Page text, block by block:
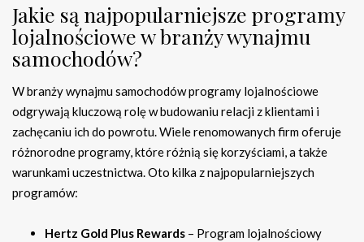
Jakie są najpopularniejsze programy
lojalnościowe w branży wynajmu
samochodów?
W branży wynajmu samochodów programy lojalnościowe
odgrywają kluczową rolę w budowaniu relacji z klientami i
zachęcaniu ich do powrotu. Wiele renomowanych firm oferuje
różnorodne programy, które różnią się korzyściami, a także
warunkami uczestnictwa. Oto kilka z najpopularniejszych
programów:
Hertz Gold Plus Rewards – Program lojalnościowy